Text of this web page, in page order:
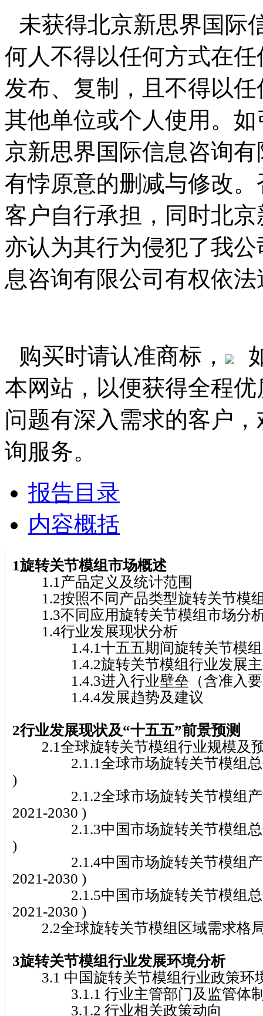
未获得北京新思界国际
何人不得以任何方式在
发布、复制，且不得以
其他单位或个人使用。
京新思界国际信息咨询
有悖原意的删减与修改
客户自行承担，同时北
亦认为其行为侵犯了我
息咨询有限公司有权依
购买时请认准商标，
本网站，以便获得全程
问题有深入需求的客户
询服务。
报告目录
内容概括
1旋转关节模组市场概述
1.1产品定义及统计范围
1.2按照不同产品类型旋转关节模
1.3不同应用旋转关节模组市场分
1.4行业发展现状分析
1.4.1十五五期间旋转关节模组
1.4.2旋转关节模组行业发展主
1.4.3进入行业壁垒（含准入要
1.4.4发展趋势及建议
2行业发展现状及“十五五”前景预测
2.1全球旋转关节模组行业规模及
2.1.1全球市场旋转关节模组总
)
2.1.2全球市场旋转关节模组产
2021-2030 )
2.1.3中国市场旋转关节模组总
)
2.1.4中国市场旋转关节模组产
2021-2030 )
2.1.5中国市场旋转关节模组总
2021-2030 )
2.2全球旋转关节模组区域需求格
3旋转关节模组行业发展环境分析
3.1 中国旋转关节模组行业政策环
3.1.1 行业主管部门及监管体
3.1.2 行业相关政策动向